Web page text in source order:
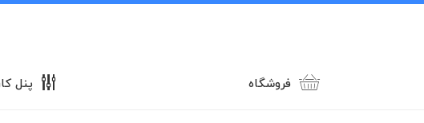
فروشگاه پنل